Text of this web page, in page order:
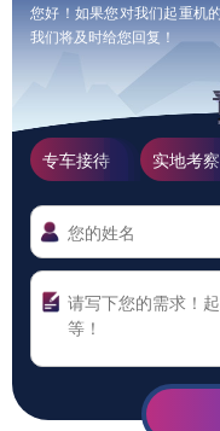
您好！如果您对我们起重机
我们将及时给您回复！
专车接待 实地考察